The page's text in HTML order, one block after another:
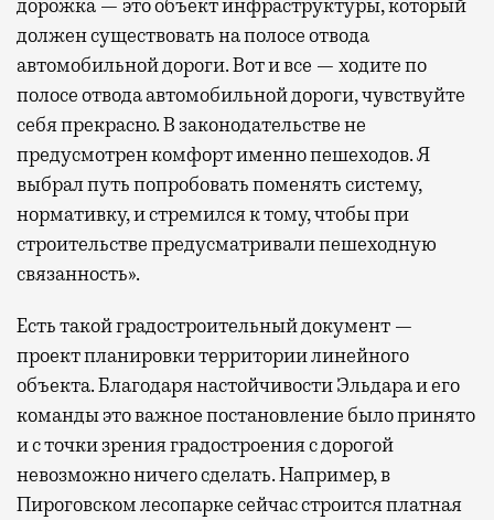
дорожка — это объект инфраструктуры, который
должен существовать на полосе отвода
автомобильной дороги. Вот и все — ходите по
полосе отвода автомобильной дороги, чувствуйте
себя прекрасно. В законодательстве не
предусмотрен комфорт именно пешеходов. Я
выбрал путь попробовать поменять систему,
нормативку, и стремился к тому, чтобы при
строительстве предусматривали пешеходную
связанность».
Есть такой градостроительный документ —
проект планировки территории линейного
объекта. Благодаря настойчивости Эльдара и его
команды это важное постановление было принято
и с точки зрения градостроения с дорогой
невозможно ничего сделать. Например, в
Пироговском лесопарке сейчас строится платная